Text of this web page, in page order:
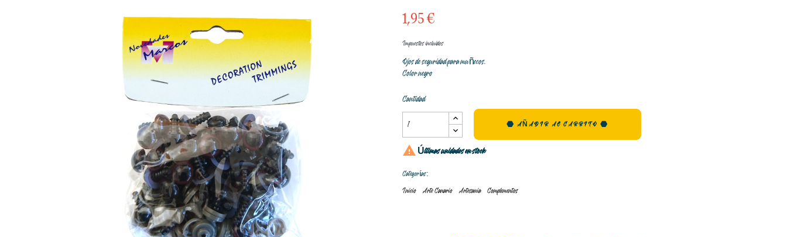
1,95 €
Impuestos incluidos
Ojos de seguridad para muñecos.
Color negro
Cantidad
AÑADIR AL CARRITO
 Últimas unidades en stock
Categorías:
Inicio Arte Canario Artesania Complementos